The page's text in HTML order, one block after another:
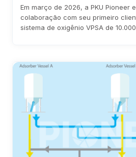
Em março de 2026, a PKU Pioneer
colaboração com seu primeiro
sistema de oxigênio VPSA de
anual de 1 a 8 milhões de dólares.